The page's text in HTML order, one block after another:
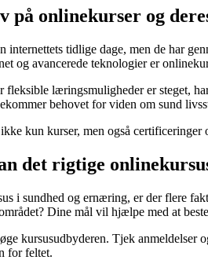
på onlinekurser og
internettets tidlige dage, men de har
og avancerede teknologier er
fleksible læringsmuligheder er steget,
behovet for viden om sund
kun kurser, men også
det rigtige
i sundhed og ernæring, er der flere
Dine mål vil hjælpe med at
kursusudbyderen. Tjek anmeldelser
for feltet.